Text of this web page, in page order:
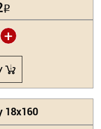
Р
+
18х160